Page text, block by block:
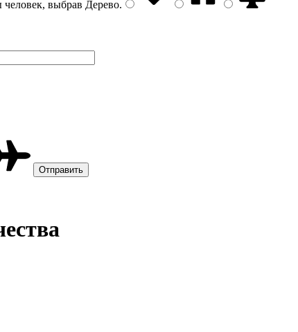
выбрав Дерево.